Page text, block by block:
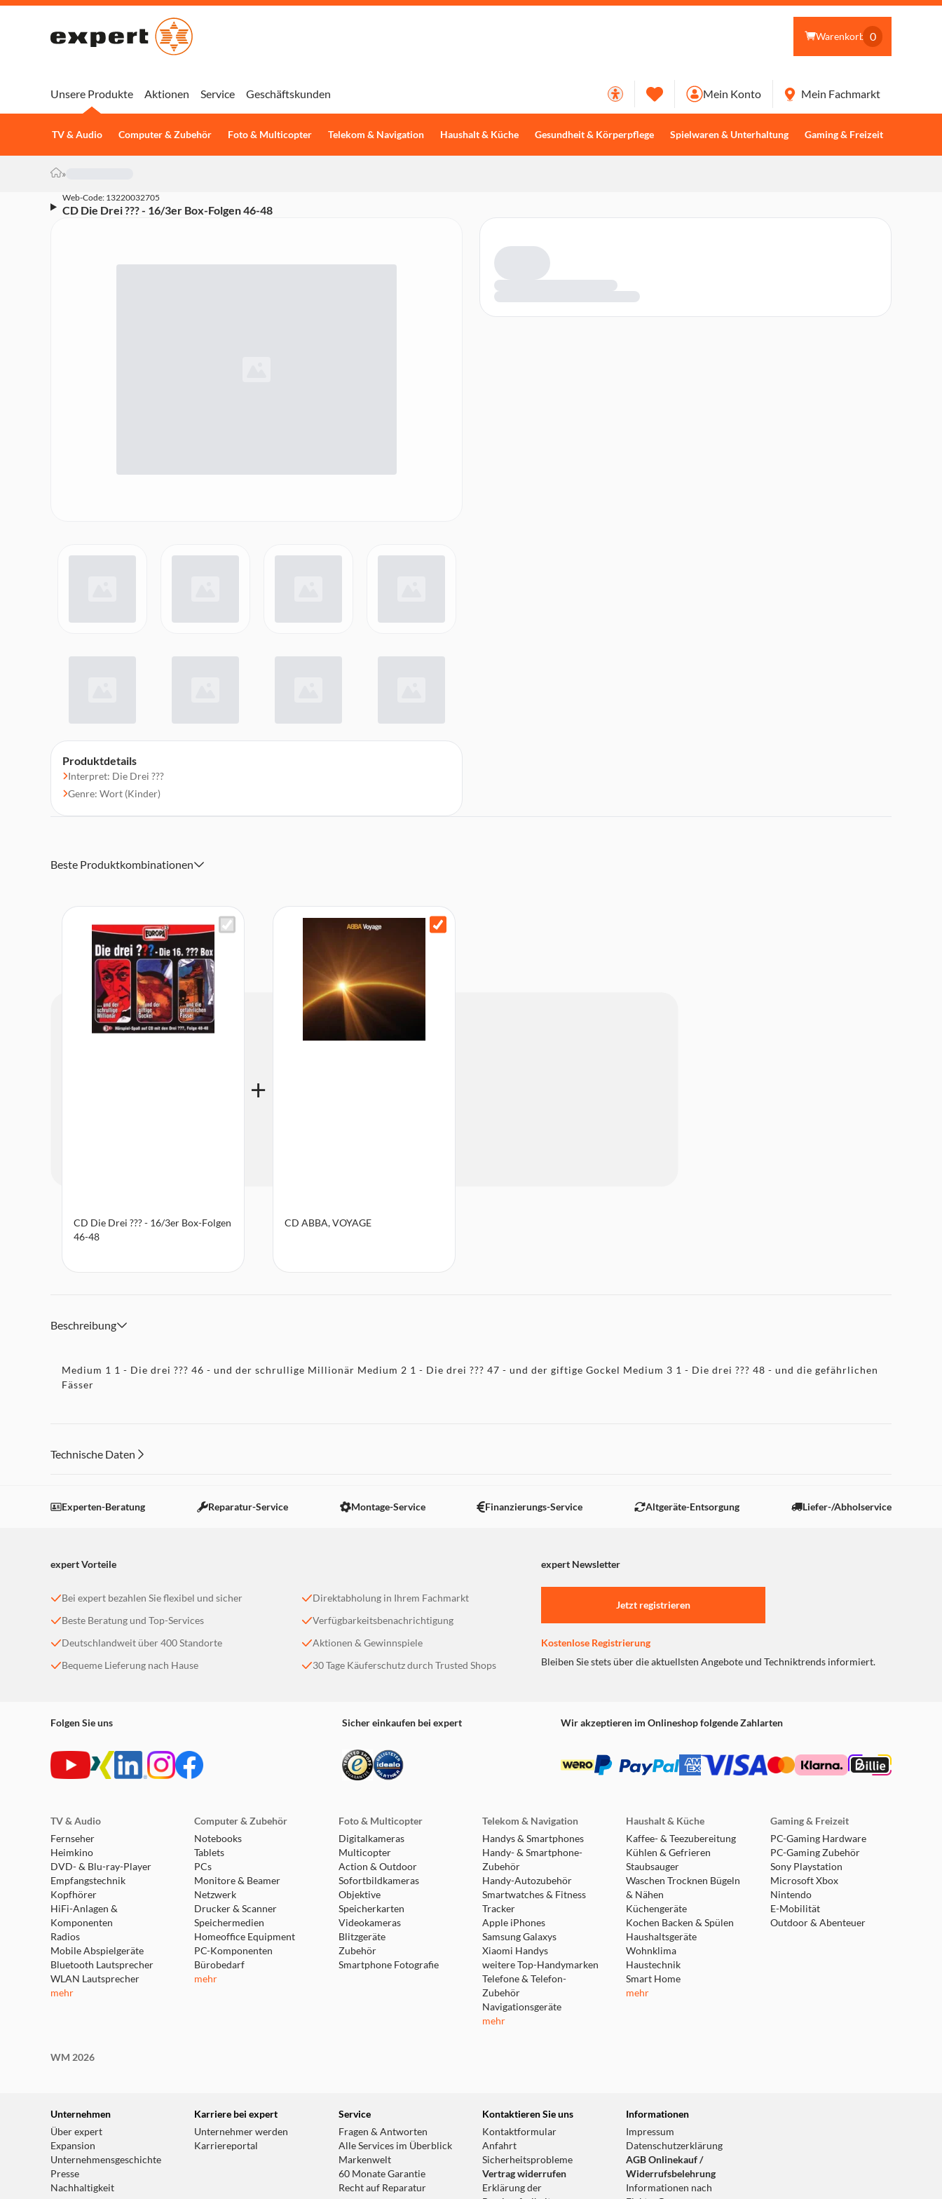
Warenkorb 0
Unsere Produkte
TV & Audio Computer & Zubehör Foto & Multicopter Telekom & Navigation Haushalt & Küche Gesundheit & Körperpflege Spielwaren & Unterhaltung Gaming & Freizeit
Aktionen Service Geschäftskunden Mein Konto Mein Fachmarkt
»
Web-Code: 13220032705
CD Die Drei ??? - 16/3er Box-Folgen 46-48
Produktdetails
Interpret: Die Drei ???
Genre: Wort (Kinder)
Beste Produktkombinationen
CD Die Drei ??? - 16/3er Box-Folgen
46-48
CD ABBA, VOYAGE
Beschreibung
Medium 1 1 - Die drei ??? 46 - und der schrullige Millionär Medium 2 1 - Die drei ??? 47 - und der giftige Gockel Medium 3 1 - Die drei ??? 48 - und die gefährlichen
Fässer
Technische Daten
Experten-Beratung Reparatur-Service Montage-Service Finanzierungs-Service Altgeräte-Entsorgung Liefer-/Abholservice
expert Vorteile expert Newsletter
Bei expert bezahlen Sie flexibel und sicher
Beste Beratung und Top-Services
Deutschlandweit über 400 Standorte
Bequeme Lieferung nach Hause
Direktabholung in Ihrem Fachmarkt
Verfügbarkeitsbenachrichtigung
Aktionen & Gewinnspiele
30 Tage Käuferschutz durch Trusted Shops
Jetzt registrieren
Kostenlose Registrierung
Bleiben Sie stets über die aktuellsten Angebote und Techniktrends informiert.
Folgen Sie uns Sicher einkaufen bei expert Wir akzeptieren im Onlineshop folgende Zahlarten
TV & Audio
Fernseher
Heimkino
DVD- & Blu-ray-Player
Empfangstechnik
Kopfhörer
HiFi-Anlagen &
Komponenten
Radios
Mobile Abspielgeräte
Bluetooth Lautsprecher
WLAN Lautsprecher
mehr
Computer & Zubehör
Notebooks
Tablets
PCs
Monitore & Beamer
Netzwerk
Drucker & Scanner
Speichermedien
Homeoffice Equipment
PC-Komponenten
Bürobedarf
mehr
Foto & Multicopter
Digitalkameras
Multicopter
Action & Outdoor
Sofortbildkameras
Objektive
Speicherkarten
Videokameras
Blitzgeräte
Zubehör
Smartphone Fotografie
Telekom & Navigation
Handys & Smartphones
Handy- & Smartphone-
Zubehör
Handy-Autozubehör
Smartwatches & Fitness
Tracker
Apple iPhones
Samsung Galaxys
Xiaomi Handys
weitere Top-Handymarken
Telefone & Telefon-
Zubehör
Navigationsgeräte
mehr
Haushalt & Küche
Kaffee- & Teezubereitung
Kühlen & Gefrieren
Staubsauger
Waschen Trocknen Bügeln
& Nähen
Küchengeräte
Kochen Backen & Spülen
Haushaltsgeräte
Wohnklima
Haustechnik
Smart Home
mehr
Gaming & Freizeit
PC-Gaming Hardware
PC-Gaming Zubehör
Sony Playstation
Microsoft Xbox
Nintendo
E-Mobilität
Outdoor & Abenteuer
WM 2026
Unternehmen
Über expert
Expansion
Unternehmensgeschichte
Presse
Nachhaltigkeit
Karriere bei expert
Unternehmer werden
Karriereportal
Service
Fragen & Antworten
Alle Services im Überblick
Markenwelt
60 Monate Garantie
Recht auf Reparatur
Kontaktieren Sie uns
Kontaktformular
Anfahrt
Sicherheitsprobleme
Vertrag widerrufen
Erklärung der
Informationen
Impressum
Datenschutzerklärung
AGB Onlinekauf /
Widerrufsbelehrung
Informationen nach